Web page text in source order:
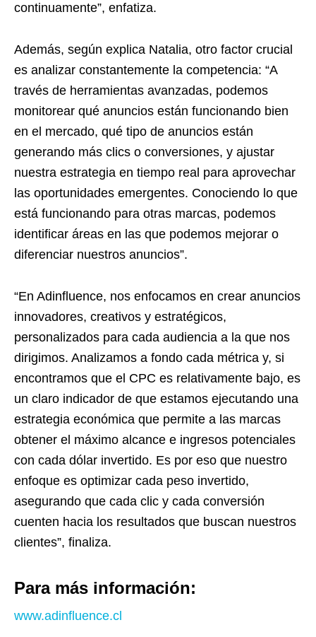
continuamente”, enfatiza.
Además, según explica Natalia, otro factor crucial
es analizar constantemente la competencia: “A
través de herramientas avanzadas, podemos
monitorear qué anuncios están funcionando bien
en el mercado, qué tipo de anuncios están
generando más clics o conversiones, y ajustar
nuestra estrategia en tiempo real para aprovechar
las oportunidades emergentes. Conociendo lo que
está funcionando para otras marcas, podemos
identificar áreas en las que podemos mejorar o
diferenciar nuestros anuncios”.
“En Adinfluence, nos enfocamos en crear anuncios
innovadores, creativos y estratégicos,
personalizados para cada audiencia a la que nos
dirigimos. Analizamos a fondo cada métrica y, si
encontramos que el CPC es relativamente bajo, es
un claro indicador de que estamos ejecutando una
estrategia económica que permite a las marcas
obtener el máximo alcance e ingresos potenciales
con cada dólar invertido. Es por eso que nuestro
enfoque es optimizar cada peso invertido,
asegurando que cada clic y cada conversión
cuenten hacia los resultados que buscan nuestros
clientes”, finaliza.
Para más información:
www.adinfluence.cl